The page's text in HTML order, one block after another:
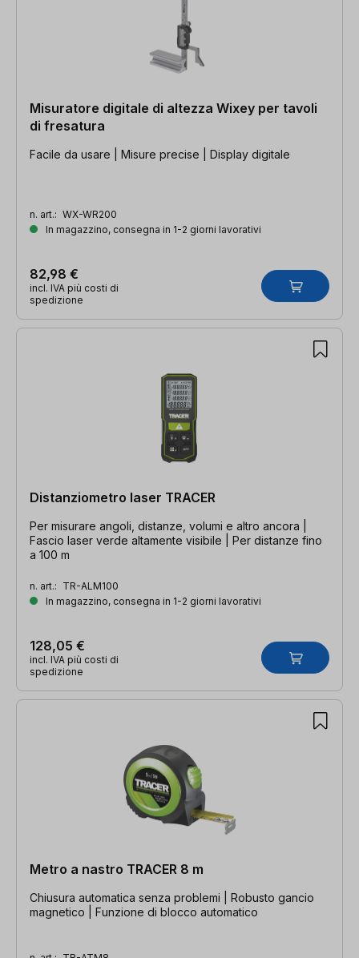
Misuratore digitale di altezza Wixey per tavoli
di fresatura
Facile da usare | Misure precise | Display digitale
n. art.: WX-WR200
In magazzino, consegna in 1-2 giorni lavorativi
82,98 €
incl. IVA più costi di
spedizione
Distanziometro laser TRACER
Per misurare angoli, distanze, volumi e altro ancora |
Fascio laser verde altamente visibile | Per distanze fino
a 100 m
n. art.: TR-ALM100
In magazzino, consegna in 1-2 giorni lavorativi
128,05 €
incl. IVA più costi di
spedizione
Metro a nastro TRACER 8 m
Chiusura automatica senza problemi | Robusto gancio
magnetico | Funzione di blocco automatico